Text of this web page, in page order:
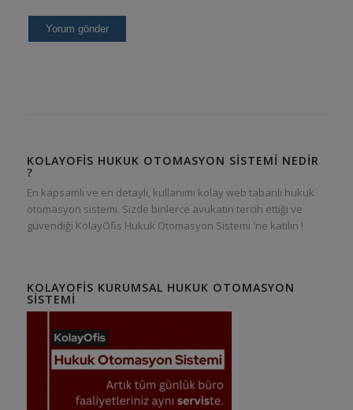
KOLAYOFIS HUKUK OTOMASYON SISTEMI NEDIR
?
En kapsamlı ve en detaylı, kullanımı kolay web tabanlı hukuk
otomasyon sistemi. Sizde binlerce avukatın tercih ettiği ve
güvendiği KolayOfis Hukuk Otomasyon Sistemi 'ne katılın !
KOLAYOFIS KURUMSAL HUKUK OTOMASYON
SISTEMI